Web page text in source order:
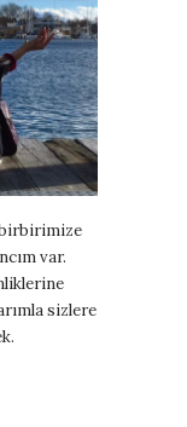
var.
sizlere